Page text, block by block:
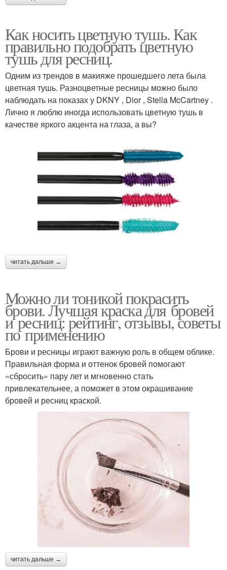
Как носить цветную тушь. Как
правильно подобрать цветную
тушь для ресниц.
Одним из трендов в макияже прошедшего лета была
цветная тушь. Разноцветные ресницы можно было
наблюдать на показах у DKNY , Dior , Stella McCartney .
Лично я люблю иногда использовать цветную тушь в
качестве яркого акцента на глаза, а вы?
читать дальше →
Можно ли тоникой покрасить
брови. Лучшая краска для бровей
и ресниц: рейтинг, отзывы, советы
по применению
Брови и ресницы играют важную роль в общем облике.
Правильная форма и оттенок бровей помогают
«сбросить» пару лет и мгновенно стать
привлекательнее, а поможет в этом окрашивание
бровей и ресниц краской.
читать дальше →